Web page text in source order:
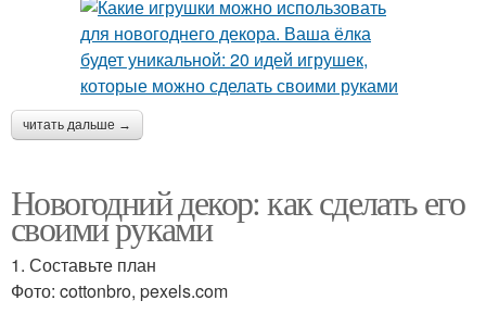
читать дальше →
Новогодний декор: как сделать его
своими руками
1. Составьте план
Фото: cottonbro, pexels.com